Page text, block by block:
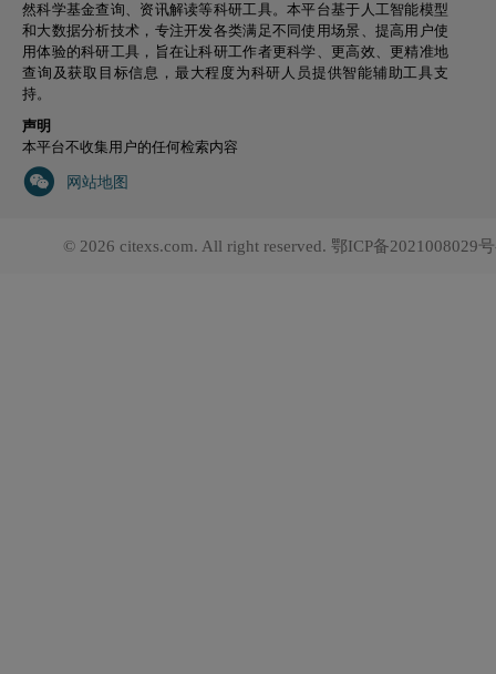
然科学基金查询、资讯解读等科研工具。本平台基于人工智能模型
和大数据分析技术，专注开发各类满足不同使用场景、提高用户使
用体验的科研工具，旨在让科研工作者更科学、更高效、更精准地
查询及获取目标信息，最大程度为科研人员提供智能辅助工具支
持。
声明
本平台不收集用户的任何检索内容
网站地图
© 2026 citexs.com. All right reserved. 鄂ICP备2021008029